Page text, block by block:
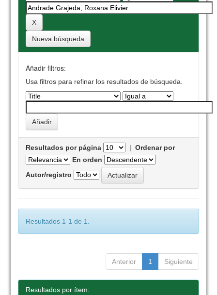
Nueva búsqueda
Añadir filtros:
Usa filtros para refinar los resultados de búsqueda.
Resultados por página |Ordenar por
En orden
Autor/registro
Resultados 1-1 de 1.
Anterior 1 Siguiente
Resultados por ítem: